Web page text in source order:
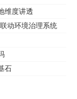
维度讲透
动环境治理系统
石